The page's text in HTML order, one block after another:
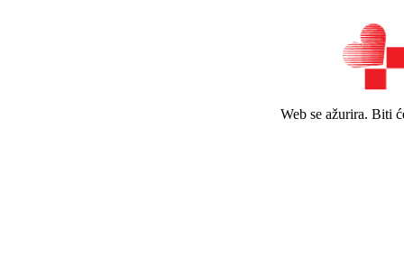
Web se ažurira. Biti